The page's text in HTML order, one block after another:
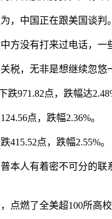
，中国正在跟美国谈
方没有打来过电话，
税，无非是想继续忽
跌971.82点，跌幅达
点，跌幅2.36%。
415.52点，跌幅2.55%。
本人有着密不可分的
点燃了全美超100所高